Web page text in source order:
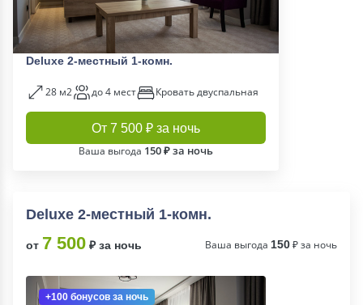
Deluxe 2-местный 1-комн.
28 м2 до 4 мест Кровать двуспальная
От 7 500 ₽ за ночь
Ваша выгода 150 ₽ за ночь
Deluxe 2-местный 1-комн.
от 7 500 ₽ за ночь Ваша выгода 150₽ за ночь
+100 бонусов за ночь